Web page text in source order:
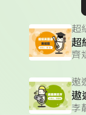
超
齊
遨
遨
李